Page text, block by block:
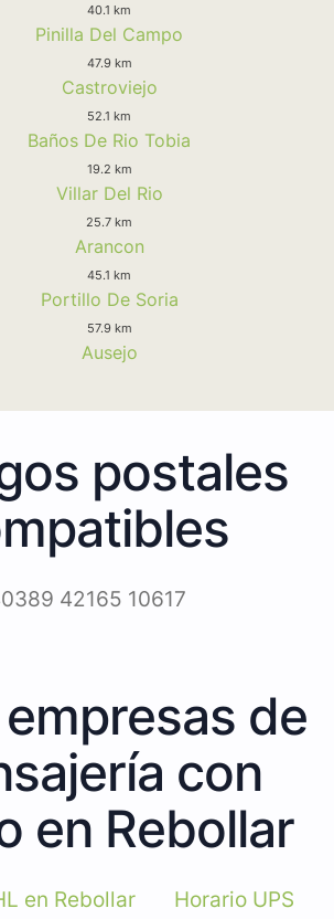
40.1 km
Pinilla Del Campo
47.9 km
Castroviejo
52.1 km
Baños De Rio Tobia
19.2 km
Villar Del Rio
25.7 km
Arancon
45.1 km
Portillo De Soria
57.9 km
Ausejo
postales
42165 10617
de
con
en Rebollar
en Rebollar
Horario UPS